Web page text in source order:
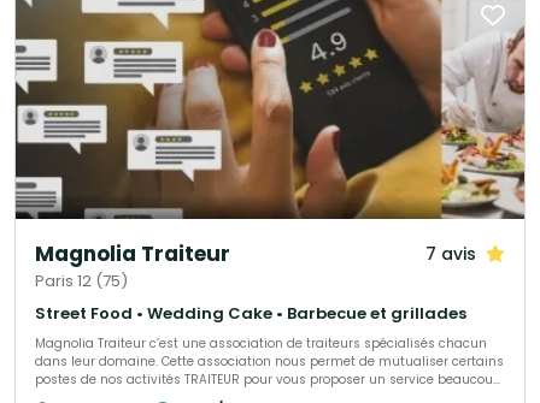
Magnolia Traiteur 7 avis
Paris 12 (75)
Street Food • Wedding Cake • Barbecue et grillades
Magnolia Traiteur c’est une association de traiteurs spécialisés chacun
dans leur domaine. Cette association nous permet de mutualiser certains
postes de nos activités TRAITEUR pour vous proposer un service beaucoup
plus performant à tous les niveaux, LES AVANTAGES pour mieux vous